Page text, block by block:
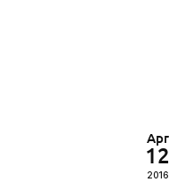
Apr
12
2016